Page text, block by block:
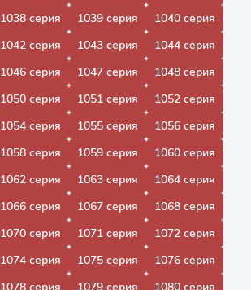
1038 серия 1039 серия
1040 серия
1042 серия 1043 серия
1044 серия
1046 серия 1047 серия
1048 серия
1050 серия 1051 серия
1052 серия
1054 серия 1055 серия
1056 серия
1058 серия 1059 серия
1060 серия
1062 серия 1063 серия
1064 серия
1066 серия 1067 серия
1068 серия
1070 серия 1071 серия
1072 серия
1074 серия 1075 серия
1076 серия